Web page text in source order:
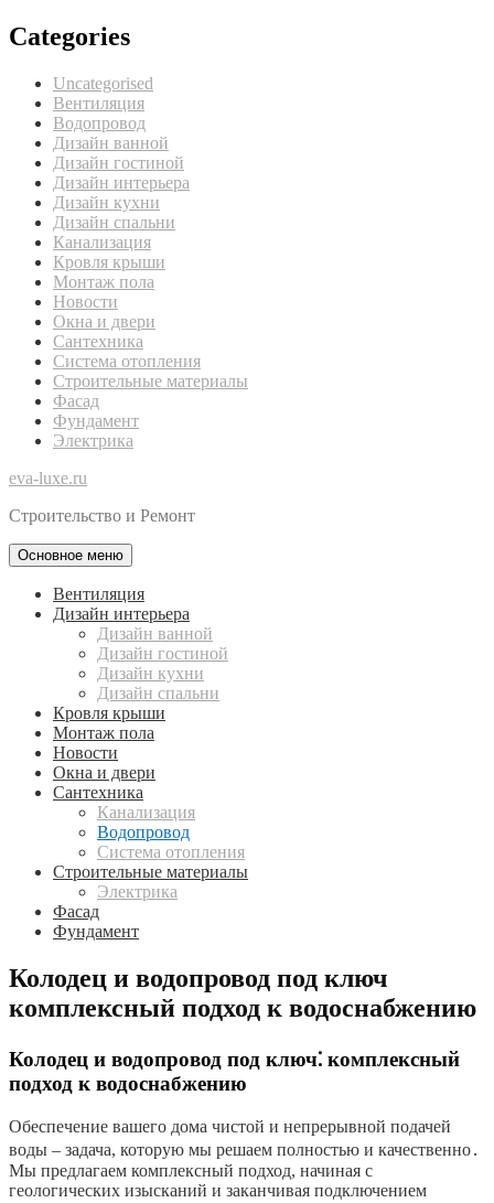
Categories
Uncategorised
Вентиляция
Водопровод
Дизайн ванной
Дизайн гостиной
Дизайн интерьера
Дизайн кухни
Дизайн спальни
Канализация
Кровля крыши
Монтаж пола
Новости
Окна и двери
Сантехника
Система отопления
Строительные материалы
Фасад
Фундамент
Электрика
eva-luxe.ru
Строительство и Ремонт
Основное меню
Вентиляция
Дизайн интерьера
Дизайн ванной
Дизайн гостиной
Дизайн кухни
Дизайн спальни
Кровля крыши
Монтаж пола
Новости
Окна и двери
Сантехника
Канализация
Водопровод
Система отопления
Строительные материалы
Электрика
Фасад
Фундамент
Колодец и водопровод под ключ
комплексный подход к водоснабжению
Колодец и водопровод под ключ⁚ комплексный
подход к водоснабжению
Обеспечение вашего дома чистой и непрерывной подачей
воды – задача, которую мы решаем полностью и качественно․
Мы предлагаем комплексный подход, начиная с
геологических изысканий и заканчивая подключением